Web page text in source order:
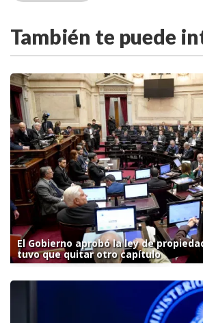
También te puede
El Gobierno aprobó la ley de
tuvo que quitar otro capítulo